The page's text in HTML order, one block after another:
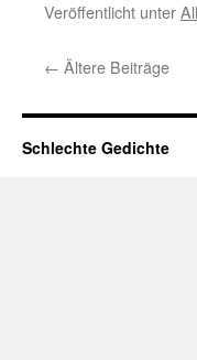
Veröffentlicht unter
← Ältere Beiträge
Schlechte Gedichte